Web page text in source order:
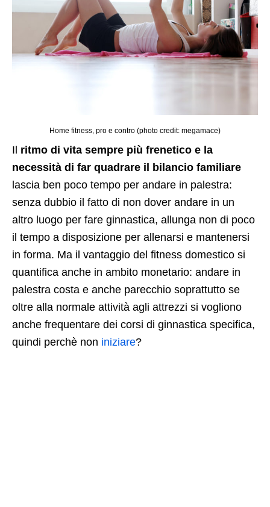
Home fitness, pro e contro (photo credit: megamace)
Il ritmo di vita sempre più frenetico e la
necessità di far quadrare il bilancio familiare
lascia ben poco tempo per andare in palestra:
senza dubbio il fatto di non dover andare in un
altro luogo per fare ginnastica, allunga non di poco
il tempo a disposizione per allenarsi e mantenersi
in forma. Ma il vantaggio del fitness domestico si
quantifica anche in ambito monetario: andare in
palestra costa e anche parecchio soprattutto se
oltre alla normale attività agli attrezzi si vogliono
anche frequentare dei corsi di ginnastica specifica,
quindi perchè non iniziare?